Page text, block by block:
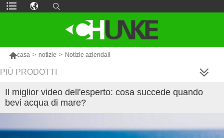
casa > notizie > Notizie aziendali
PIÙ PRODOTTI
Il miglior video dell'esperto: cosa succede quando
bevi acqua di mare?